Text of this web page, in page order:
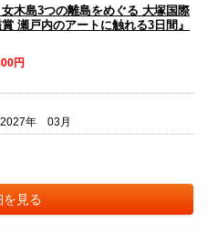
木島3つの離島をめぐる 大塚国際
瀬戸内のアートに触れる3日間』
円
年 03月
を見る